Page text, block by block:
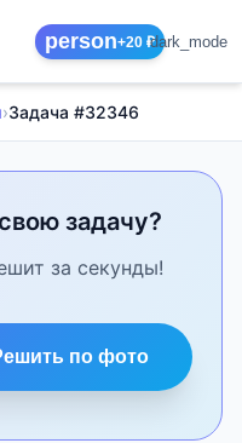
person+20 ₽dark_mode
›Задача #32346
задачу?
за секунды!
по фото